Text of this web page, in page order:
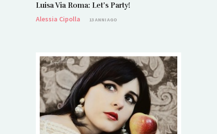
Luisa Via Roma: Let’s Party!
Alessia Cipolla
13 ANNI AGO